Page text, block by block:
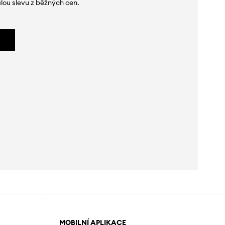
slevu z běžných cen.
MOBILNÍ APLIKACE